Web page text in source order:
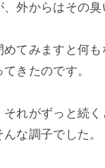
、外からはその臭
めてみますと何
きたのです。
それがずっと続
んな調子でした。